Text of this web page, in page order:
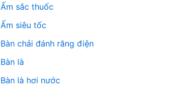
:Ấm sắc thuốc
Ấm siêu tốc
Bàn chải đánh răng điện
Bàn là
Bàn là hơi nước